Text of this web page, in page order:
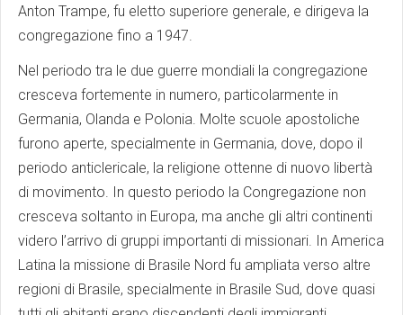
Anton Trampe, fu eletto superiore generale, e dirigeva la
congregazione fino a 1947.
Nel periodo tra le due guerre mondiali la congregazione
cresceva fortemente in numero, particolarmente in
Germania, Olanda e Polonia. Molte scuole apostoliche
furono aperte, specialmente in Germania, dove, dopo il
periodo anticlericale, la religione ottenne di nuovo libertà
di movimento. In questo periodo la Congregazione non
cresceva soltanto in Europa, ma anche gli altri continenti
videro l’arrivo di gruppi importanti di missionari. In America
Latina la missione di Brasile Nord fu ampliata verso altre
regioni di Brasile, specialmente in Brasile Sud, dove quasi